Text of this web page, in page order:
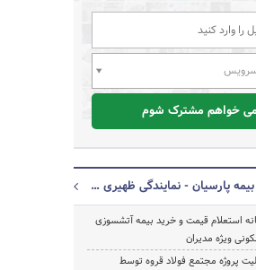
سرویس
خواهم مشترک شوم
آخرین اخبار بیمه پارسیان - نمایندگی ظهیری سروری
استعلام قیمت و خرید بیمه آتشسوزی
ویژه مدیران
پروژه مجتمع فولاد قروه توسط